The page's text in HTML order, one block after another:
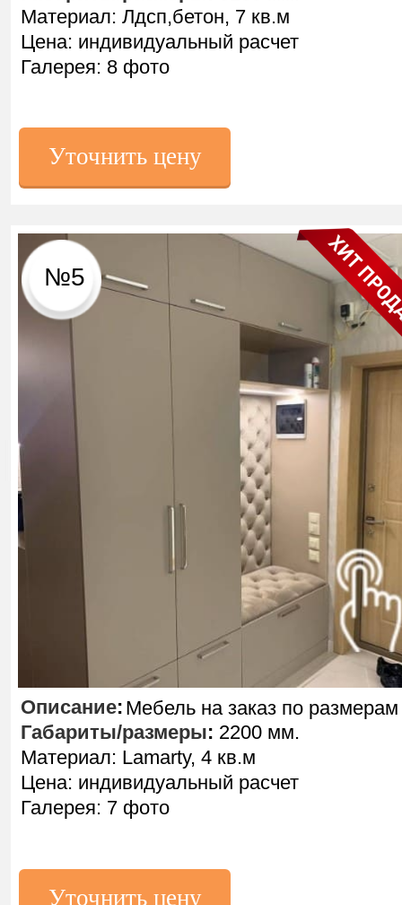
№5
Мебель на заказ по размерам
Уточнить цену
Уточнить цену
Материал: Лдсп,бетон, 7 кв.м
Цена: индивидуальный расчет
Галерея: 8 фото
Описание:
Габариты/размеры: 2200 мм.
Материал: Lamarty, 4 кв.м
Цена: индивидуальный расчет
Галерея: 7 фото